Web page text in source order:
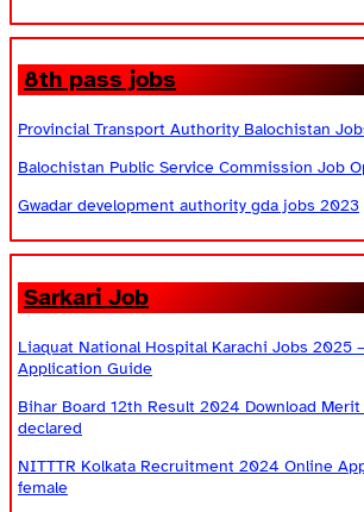
8th pass jobs
Provincial Transport Authority Balochistan
Balochistan Public Service Commission Job
Gwadar development authority gda jobs 2023
Sarkari Job
Liaquat National Hospital Karachi Jobs 2025
Application Guide
Bihar Board 12th Result 2024 Download
declared
NITTTR Kolkata Recruitment 2024 Online
female